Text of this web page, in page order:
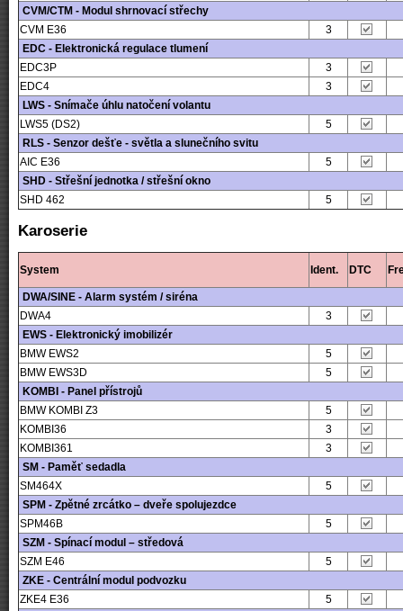
CVM/CTM - Modul shrnovací střechy
CVM E36
3
EDC - Elektronická regulace tlumení
EDC3P
3
EDC4
3
LWS - Snímače úhlu natočení volantu
LWS5 (DS2)
5
RLS - Senzor dešťe - světla a slunečního svitu
AIC E36
5
SHD - Střešní jednotka / střešní okno
SHD 462
5
Karoserie
System Ident. DTC
DWA/SINE - Alarm systém / siréna
DWA4
3
EWS - Elektronický imobilizér
BMW EWS2
5
BMW EWS3D
5
KOMBI - Panel přístrojů
BMW KOMBI Z3
5
KOMBI36
3
KOMBI361
3
SM - Paměť sedadla
SM464X
5
SPM - Zpětné zrcátko – dveře spolujezdce
SPM46B
5
SZM - Spínací modul – středová
SZM E46
5
ZKE - Centrální modul podvozku
ZKE4 E36
5